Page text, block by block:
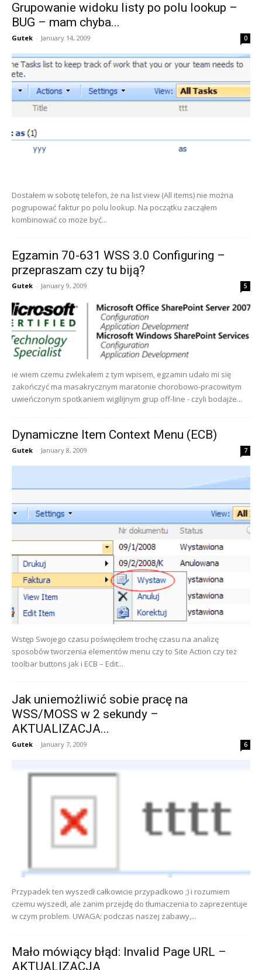
Grupowanie widoku listy po polu lookup –
BUG – mam chyba...
Gutek - January 14, 2009 0
Dostałem w sobotę telefon, że na list view (All items) nie można
pogrupować faktur po polu lookup. Na początku zacząłem
kombinować co może być...
Egzamin 70-631 WSS 3.0 Configuring –
przepraszam czy tu biją?
Gutek - January 9, 2009 5
ie wiem czemu zwlekałem z tym wpisem, egzamin udało mi się
zakończyć ma masakrycznym maratonie chorobowo-pracowitym
uwieńczonym spotkaniem wigilijnym grup off-line - czyli bodajże...
Dynamiczne Item Context Menu (ECB)
Gutek - January 8, 2009 7
Wstęp Swojego czasu poświęciłem trochę czasu na analizę
sposobów tworzenia elementów menu czy to Site Action czy też
toolbar buttons jak i ECB – Edit...
Jak uniemożliwić sobie pracę na
WSS/MOSS w 2 sekundy –
AKTUALIZACJA...
Gutek - January 7, 2009 6
Przypadek ten wyszedł całkowicie przypadkowo ;) i rozumiem
czemu wyszedł, ale zanim przejdę do tłumaczenia to zaprezentuje
w czym problem. UWAGA: podczas naszej zabawy,...
Mało mówiący błąd: Invalid Page URL –
AKTUALIZACJA